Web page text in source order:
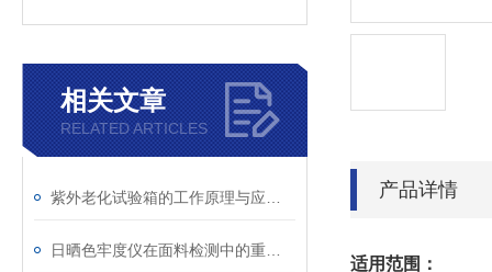
相关文章
RELATED ARTICLES
产品详情
适用范围：